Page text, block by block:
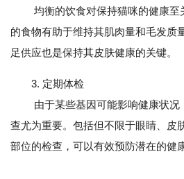
均衡的饮食对保持猫咪的健康至
的食物有助于维持其肌肉量和毛发质
足供应也是保持其皮肤健康的关键。
3. 定期体检
由于某些基因可能影响健康状况
查尤为重要。包括但不限于眼睛、皮
部位的检查，可以有效预防潜在的健